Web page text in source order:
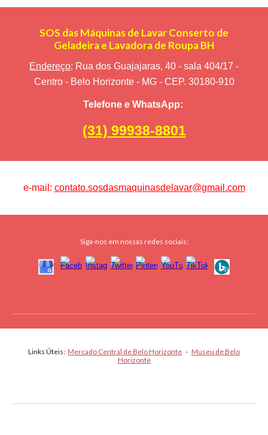
SOS das Máquinas de Lavar Conserto de
Geladeira e Lavadora de Roupa BH
Endereço: Rua dos Guajajaras, 40 - sala 404/17 -
Centro - Belo Horizonte - MG - CEP. 30180-910
Telefone e WhatsApp:
(31) 99938-8801
e-mail: contato.sosdasmaquinasdelavar@gmail.com
Siga-nos em nossas redes sociais:
Links Úteis: Mercado Central de Belo Horizonte - Museu de Belo
Horizonte